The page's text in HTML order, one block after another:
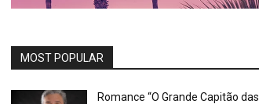
MOST POPULAR
Romance “O Grande Capitão das